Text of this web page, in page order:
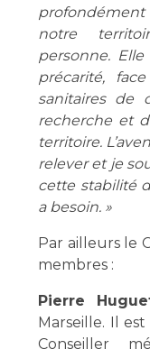
Cancer
Médecine
Maladies
Maternité
Vos
Cancérologie
Les pôles
Anatomie et
Adresser un
Centres de
Plateforme
Presse /
Communiqués
Médiathèque
notre
personne.
précarité,
sanitaires de
recherche et
territoire.
relever et je
cette stabilité
a besoin. »
Par ailleurs le
membres :
Pierre
Marseille. Il
Conseiller